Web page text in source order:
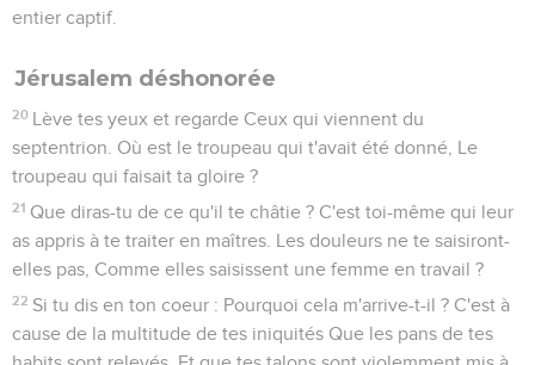
entier captif.
Jérusalem déshonorée
20 Lève tes yeux et regarde Ceux qui viennent du
septentrion. Où est le troupeau qui t'avait été donné, Le
troupeau qui faisait ta gloire ?
21 Que diras-tu de ce qu'il te châtie ? C'est toi-même qui leur
as appris à te traiter en maîtres. Les douleurs ne te saisiront-
elles pas, Comme elles saisissent une femme en travail ?
22 Si tu dis en ton coeur : Pourquoi cela m'arrive-t-il ? C'est à
cause de la multitude de tes iniquités Que les pans de tes